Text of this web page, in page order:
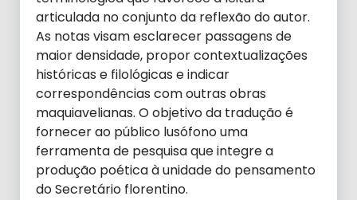
articulada no conjunto da reflexão do autor.
As notas visam esclarecer passagens de
maior densidade, propor contextualizações
históricas e filológicas e indicar
correspondências com outras obras
maquiavelianas. O objetivo da tradução é
fornecer ao público lusófono uma
ferramenta de pesquisa que integre a
produção poética à unidade do pensamento
do Secretário florentino.